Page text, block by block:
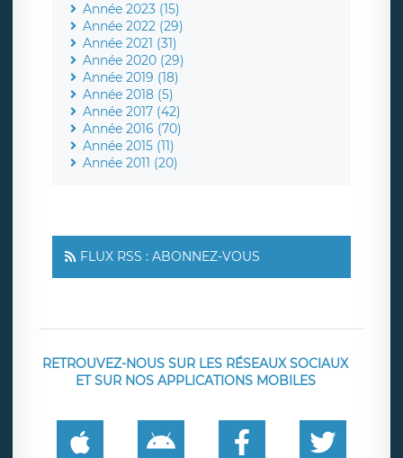
Année 2023 (15)
Année 2022 (29)
Année 2021 (31)
Année 2020 (29)
Année 2019 (18)
Année 2018 (5)
Année 2017 (42)
Année 2016 (70)
Année 2015 (11)
Année 2011 (20)
FLUX RSS : ABONNEZ-VOUS
RETROUVEZ-NOUS SUR LES RÉSEAUX SOCIAUX
ET SUR NOS APPLICATIONS MOBILES